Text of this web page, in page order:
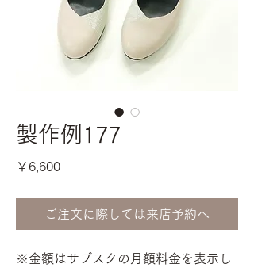
製作例177
￥6,600価
ご注文に際しては来店予約へ
※金額はサブスクの月額料金を表示し